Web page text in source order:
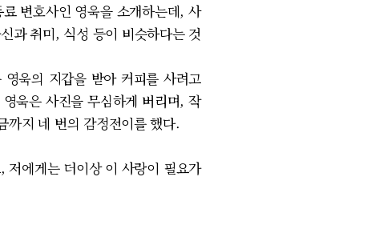
변호사인 영욱을 소개하는데, 사
과 취미, 식성 등이 비슷하다는 것
욱의 지갑을 받아 커피를 사려고
욱은 사진을 무심하게 버리며, 작
까지 네 번의 감정전이를 했다.
저에게는 더이상 이 사랑이 필요가